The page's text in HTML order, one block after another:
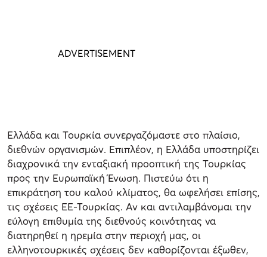
Ελλάδα και Τουρκία συνεργαζόμαστε στο πλαίσιο,
διεθνών οργανισμών. Επιπλέον, η Ελλάδα υποστηρίζει
διαχρονικά την ενταξιακή προοπτική της Τουρκίας
προς την Ευρωπαϊκή Ένωση. Πιστεύω ότι η
επικράτηση του καλού κλίματος, θα ωφελήσει επίσης,
τις σχέσεις ΕΕ-Τουρκίας. Αν και αντιλαμβάνομαι την
εύλογη επιθυμία της διεθνούς κοινότητας να
διατηρηθεί η ηρεμία στην περιοχή μας, οι
ελληνοτουρκικές σχέσεις δεν καθορίζονται έξωθεν,